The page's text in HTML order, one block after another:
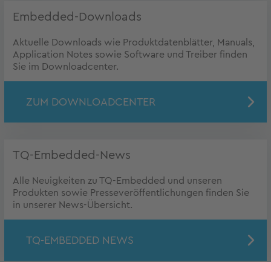
Embedded-Downloads
Aktuelle Downloads wie Produktdatenblätter, Manuals,
Application Notes sowie Software und Treiber finden
Sie im Downloadcenter.
ZUM DOWNLOADCENTER
TQ-Embedded-News
Alle Neuigkeiten zu TQ-Embedded und unseren
Produkten sowie Presseveröffentlichungen finden Sie
in unserer News-Übersicht.
TQ-EMBEDDED NEWS